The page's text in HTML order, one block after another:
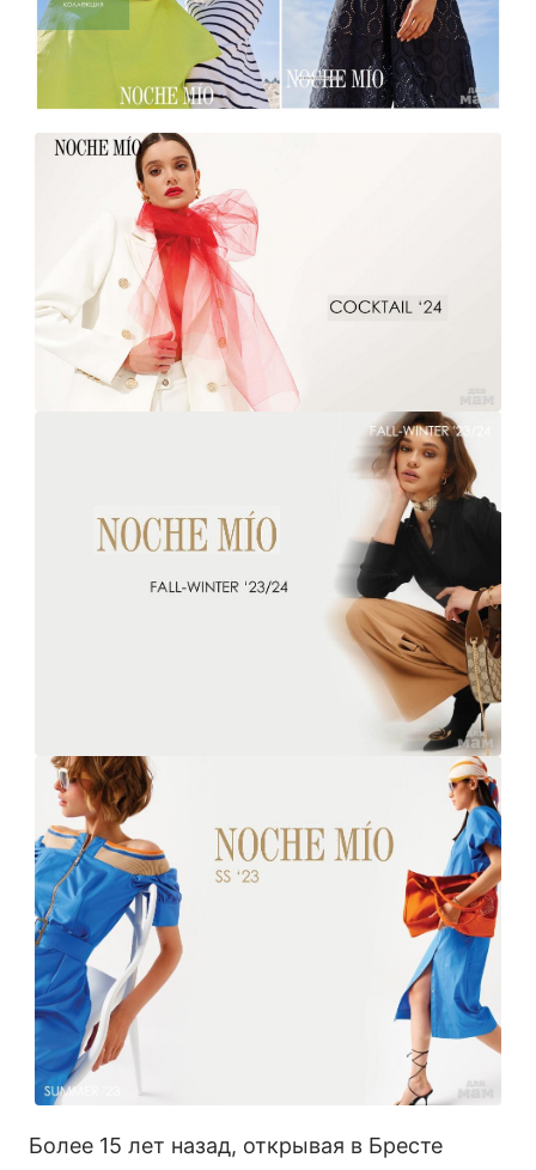
Более 15 лет назад, открывая в Бресте